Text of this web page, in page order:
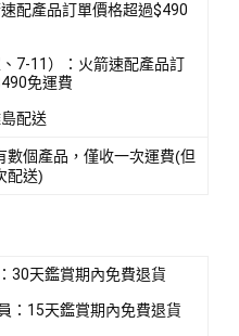
配產品訂單價格超過$490
7-11）：火箭速配產品訂
免運費
配送
數個產品，僅收一次運費(但
配送)
30天鑑賞期內免費退貨
：15天鑑賞期內免費退貨